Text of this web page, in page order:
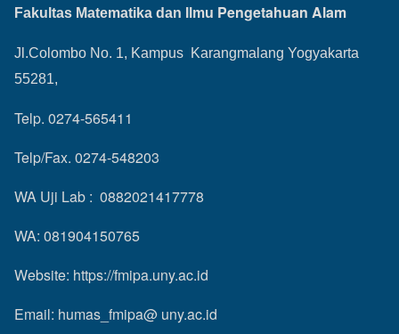
Fakultas Matematika dan Ilmu Pengetahuan Alam
Jl.Colombo No. 1, Kampus Karangmalang Yogyakarta
55281,
Telp. 0274-565411
Telp/Fax. 0274-548203
WA Uji Lab : 0882021417778
WA: 081904150765
Website: https://fmipa.uny.ac.id
Email: humas_fmipa@ uny.ac.id